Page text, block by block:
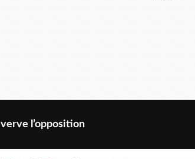
l’opposition